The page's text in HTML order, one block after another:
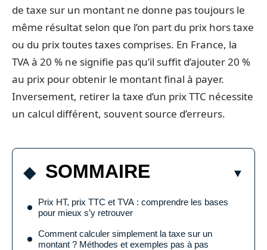
de taxe sur un montant ne donne pas toujours le
même résultat selon que l’on part du prix hors taxe
ou du prix toutes taxes comprises. En France, la
TVA à 20 % ne signifie pas qu’il suffit d’ajouter 20 %
au prix pour obtenir le montant final à payer.
Inversement, retirer la taxe d’un prix TTC nécessite
un calcul différent, souvent source d’erreurs.
SOMMAIRE
Prix HT, prix TTC et TVA : comprendre les bases
pour mieux s’y retrouver
Comment calculer simplement la taxe sur un
montant ? Méthodes et exemples pas à pas